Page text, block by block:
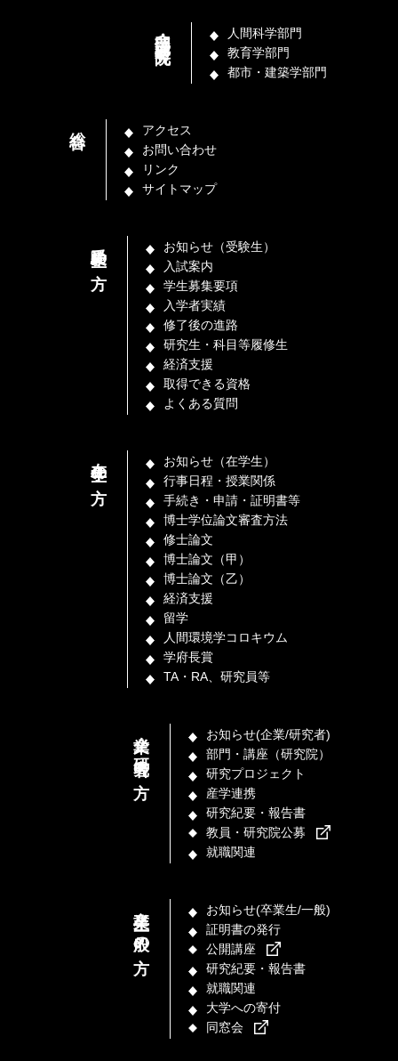
部門・講座（研究院）
人間科学部門
教育学部門
都市・建築学部門
アクセス
お問い合わせ
リンク
サイトマップ
受験生の方
お知らせ（受験生）
入試案内
学生募集要項
入学者実績
修了後の進路
研究生・科目等履修生
経済支援
取得できる資格
よくある質問
在学生の方
お知らせ（在学生）
行事日程・授業関係
手続き・申請・証明書等
博士学位論文審査方法
修士論文
博士論文（甲）
博士論文（乙）
経済支援
留学
人間環境学コロキウム
学府長賞
TA・RA、研究員等
企業／研究者の方
お知らせ(企業/研究者)
部門・講座（研究院）
研究プロジェクト
産学連携
研究紀要・報告書
教員・研究院公募
就職関連
卒業生／一般の方
お知らせ(卒業生/一般)
証明書の発行
公開講座
研究紀要・報告書
就職関連
大学への寄付
同窓会